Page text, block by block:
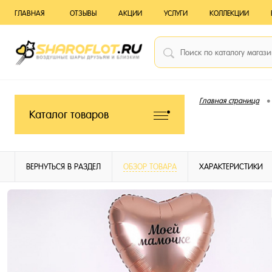
ГЛАВНАЯ ОТЗЫВЫ АКЦИИ УСЛУГИ КОЛЛЕКЦИИ
Каталог товаров
Главная страница •
ВЕРНУТЬСЯ В РАЗДЕЛ ОБЗОР ТОВАРА ХАРАКТЕРИСТИКИ